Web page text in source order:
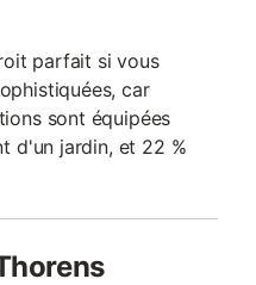
parfait si vous
car
sont équipées
d'un jardin, et 22 %